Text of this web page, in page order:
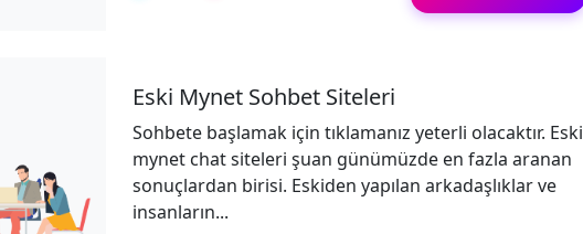
Eski Mynet Sohbet Siteleri
Sohbete başlamak için tıklamanız yeterli olacaktır. Eski
mynet chat siteleri şuan günümüzde en fazla aranan
sonuçlardan birisi. Eskiden yapılan arkadaşlıklar ve
insanların...